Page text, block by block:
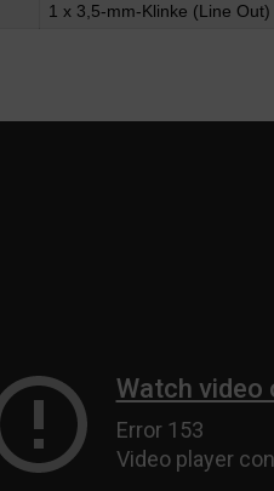
1 x 3,5-mm-Klinke (Line Out)